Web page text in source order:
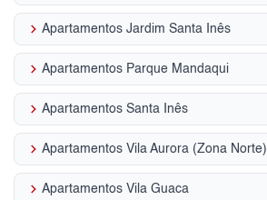
keyboard_arrow_right Apartamentos Jardim Santa Inês
keyboard_arrow_right Apartamentos Parque Mandaqui
keyboard_arrow_right Apartamentos Santa Inês
keyboard_arrow_right Apartamentos Vila Aurora (Zona Norte)
keyboard_arrow_right Apartamentos Vila Guaca